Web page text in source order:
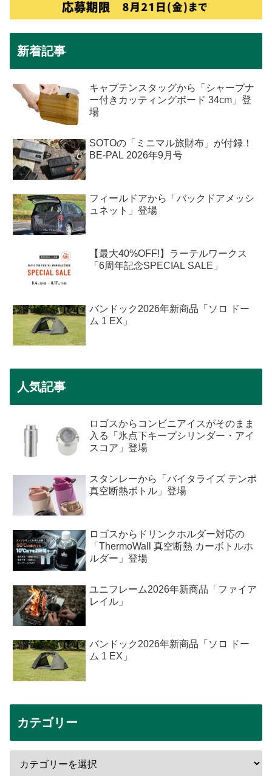
新着記事
キャプテンスタッグから「シャープナ
ー付きカッティングボード 34cm」登
場
SOTOの「ミニマル旅財布」が付録！
BE-PAL 2026年9月号
フィールドアから「バックドアメッシ
ュネット」登場
【最大40%OFF!】ラーテルワークス
「6周年記念SPECIAL SALE」
バンドック2026年新商品「ソロ ドー
ム 1 EX」
人気記事
ロゴスからコンビニアイスがそのまま
入る「氷点下キープシリンダー・アイ
スコア」登場
スタンレーから「バイタライズ テンポ
真空断熱ボトル」登場
ロゴスからドリンクホルダー対応の
「ThermoWall 真空断熱 カーボトルホ
ルダー」登場
ユニフレーム2026年新商品「ファイア
レイル」
バンドック2026年新商品「ソロ ドー
ム 1 EX」
カテゴリー